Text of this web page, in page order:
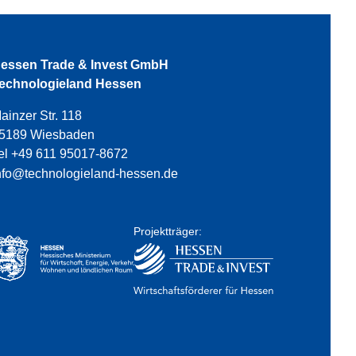
Trade & Invest GmbH
Hessen
Str. 118
Wiesbaden
+49 611 95017-8672
hessen.de
Projektträger: